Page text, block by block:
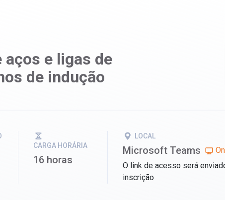
aços e ligas de
de indução
CARGA HORÁRIA
16 horas
LOCAL
Microsoft Teams
O link de acesso será
inscrição